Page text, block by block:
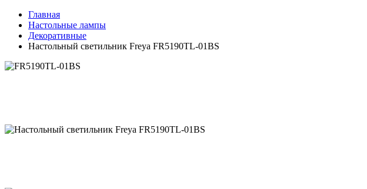
Главная
Настольные лампы
Декоративные
Настольный светильник Freya FR5190TL-01BS